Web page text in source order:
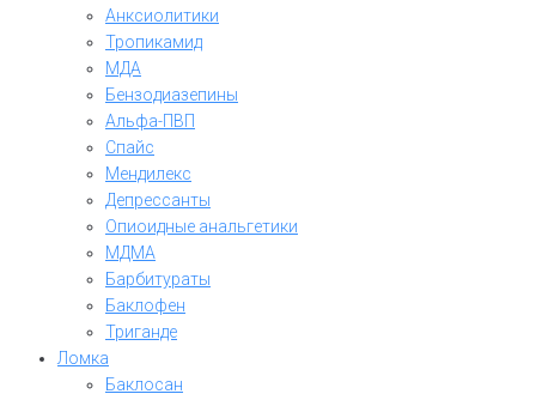
Анксиолитики
Тропикамид
МДА
Бензодиазепины
Альфа-ПВП
Спайс
Мендилекс
Депрессанты
Опиоидные анальгетики
МДМА
Барбитураты
Баклофен
Триганде
Ломка
Баклосан